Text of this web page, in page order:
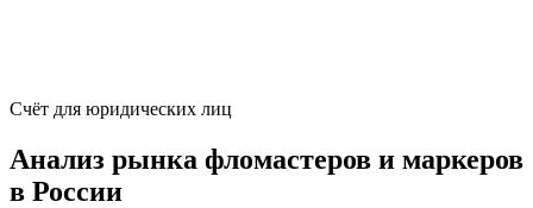
Счёт для юридических лиц
Анализ рынка фломастеров и маркеров
в России